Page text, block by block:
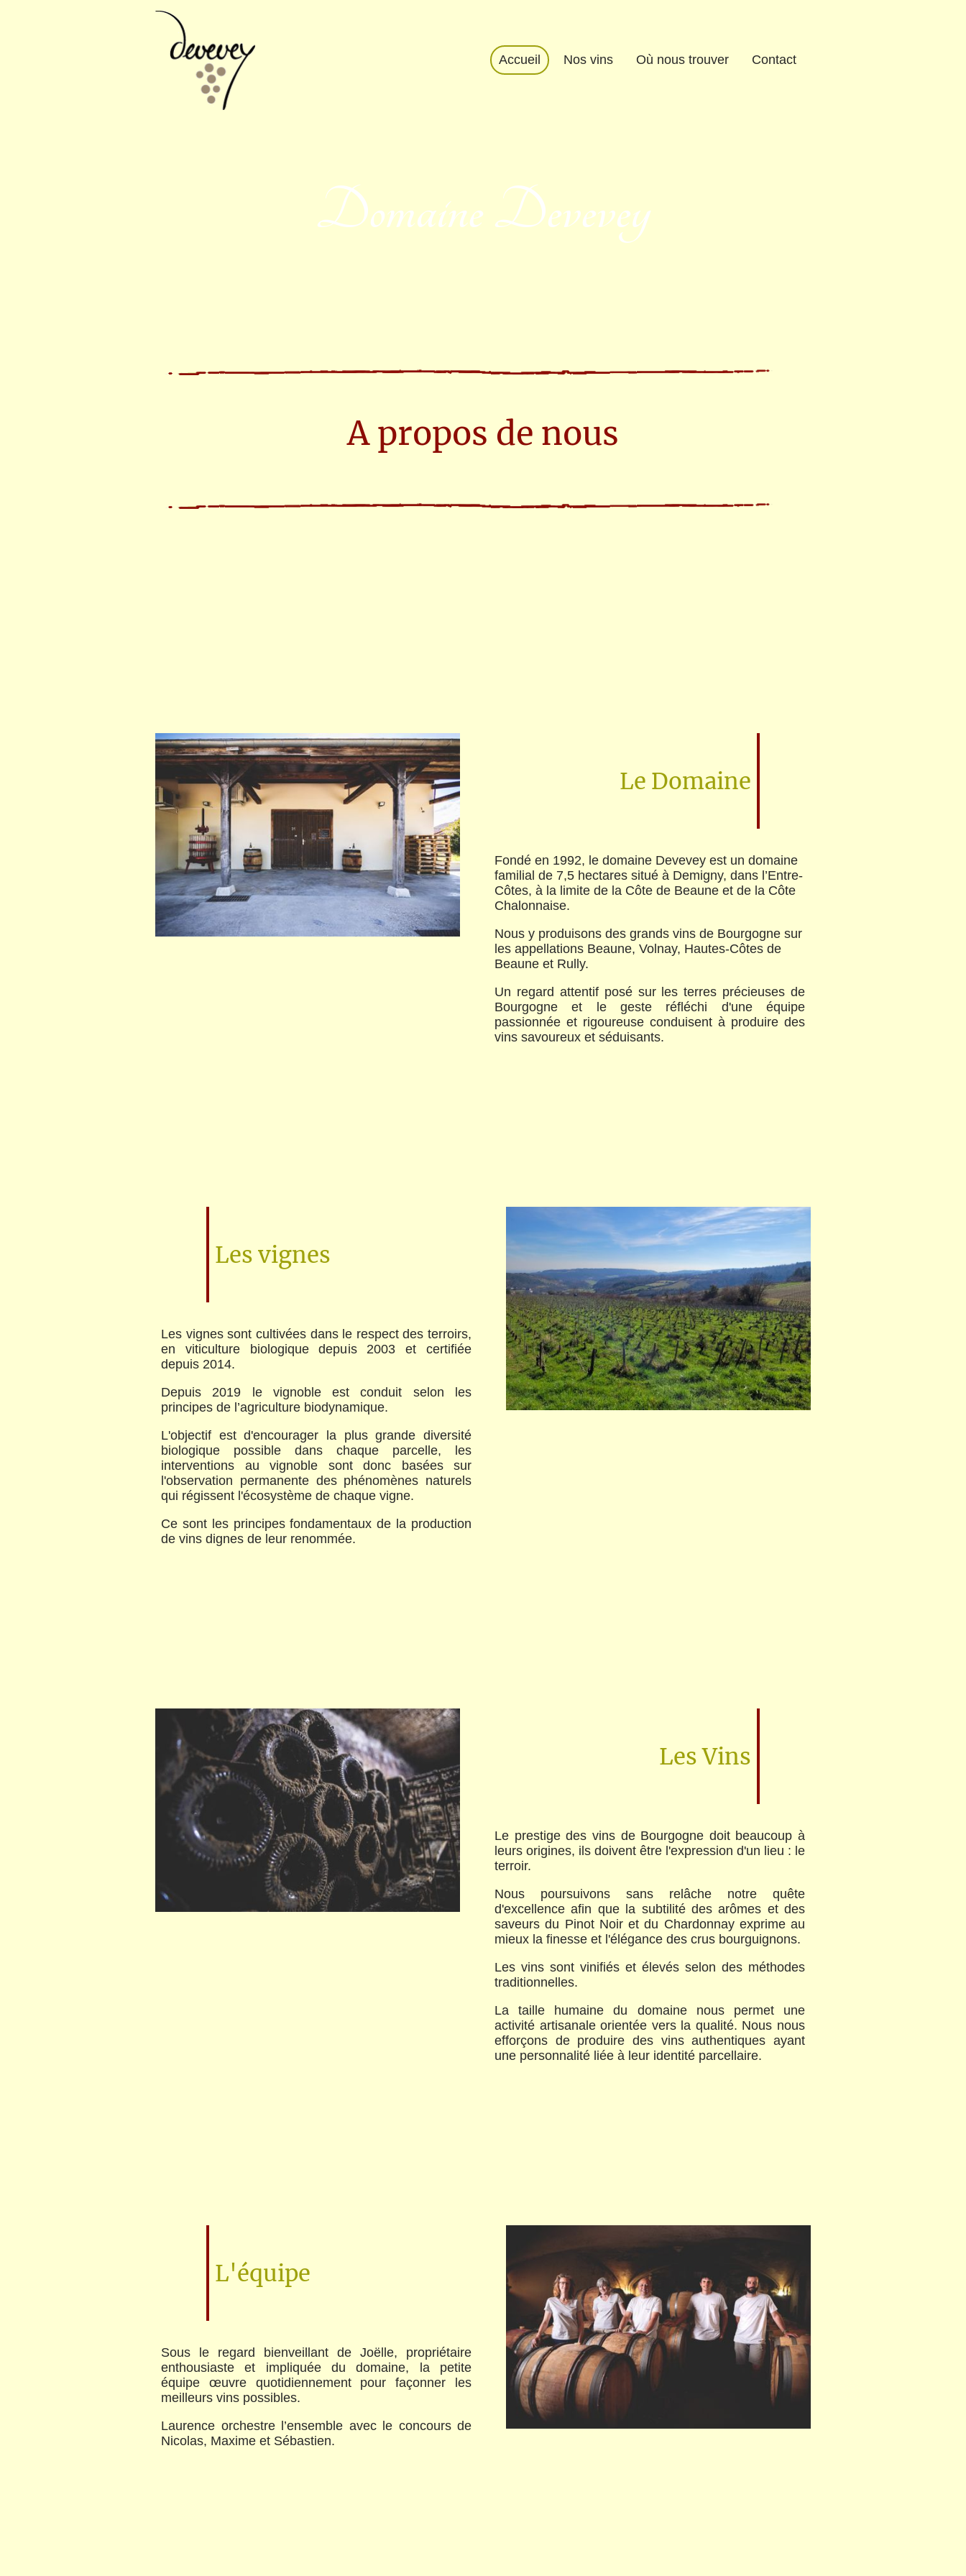
Accueil Nos vins Où nous trouver Contact
Domaine Devevey
A propos de nous
Le Domaine
Fondé en 1992, le domaine Devevey est un domaine
familial de 7,5 hectares situé à Demigny, dans l’Entre-
Côtes, à la limite de la Côte de Beaune et de la Côte
Chalonnaise.
Nous y produisons des grands vins de Bourgogne sur
les appellations Beaune, Volnay, Hautes-Côtes de
Beaune et Rully.
Un regard attentif posé sur les terres précieuses de
Bourgogne et le geste réfléchi d'une équipe
passionnée et rigoureuse conduisent à produire des
vins savoureux et séduisants.
Les vignes
Les vignes sont cultivées dans le respect des terroirs,
en viticulture biologique depuis 2003 et certifiée
depuis 2014.
Depuis 2019 le vignoble est conduit selon les
principes de l’agriculture biodynamique.
L'objectif est d'encourager la plus grande diversité
biologique possible dans chaque parcelle, les
interventions au vignoble sont donc basées sur
l'observation permanente des phénomènes naturels
qui régissent l'écosystème de chaque vigne.
Ce sont les principes fondamentaux de la production
de vins dignes de leur renommée.
Les Vins
Le prestige des vins de Bourgogne doit beaucoup à
leurs origines, ils doivent être l'expression d'un lieu : le
terroir.
Nous poursuivons sans relâche notre quête
d'excellence afin que la subtilité des arômes et des
saveurs du Pinot Noir et du Chardonnay exprime au
mieux la finesse et l'élégance des crus bourguignons.
Les vins sont vinifiés et élevés selon des méthodes
traditionnelles.
La taille humaine du domaine nous permet une
activité artisanale orientée vers la qualité. Nous nous
efforçons de produire des vins authentiques ayant
une personnalité liée à leur identité parcellaire.
L'équipe
Sous le regard bienveillant de Joëlle, propriétaire
enthousiaste et impliquée du domaine, la petite
équipe œuvre quotidiennement pour façonner les
meilleurs vins possibles.
Laurence orchestre l’ensemble avec le concours de
Nicolas, Maxime et Sébastien.